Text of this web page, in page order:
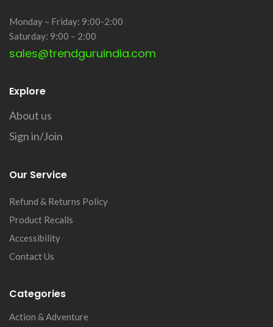
Monday – Friday: 9:00-2:00
Saturday: 9:00 – 2:00
sales@trendguruindia.com
Explore
About us
Sign in/Join
Our Service
Refund & Returns Policy
Product Recalls
Accessibility
Contact Us
Categories
Action & Adventure